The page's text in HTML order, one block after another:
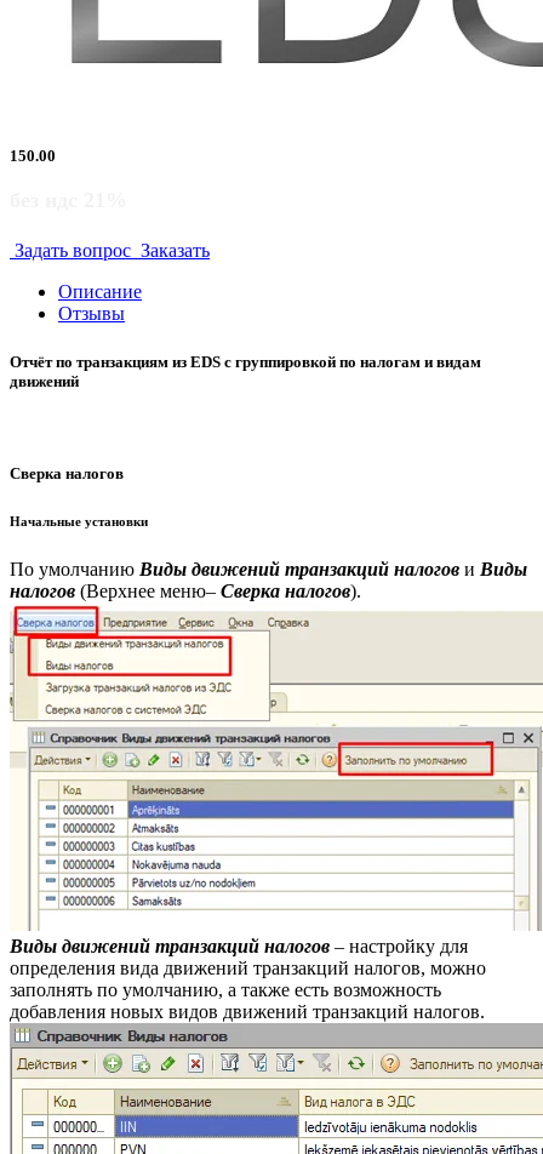
150.00
Задать вопрос Заказать
Описание
Отзывы
Отчёт по транзакциям из EDS с группировкой по налогам и видам
движений
Сверка налогов
Начальные установки
По умолчанию Виды движений транзакций налогов и Виды
налогов (Верхнее меню– Сверка налогов).
Виды движений транзакций налогов – настройку для
определения вида движений транзакций налогов, можно
заполнять по умолчанию, а также есть возможность
добавления новых видов движений транзакций налогов.